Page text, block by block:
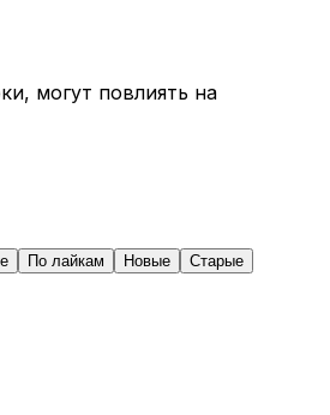
могут повлиять на
По лайкам Новые Старые